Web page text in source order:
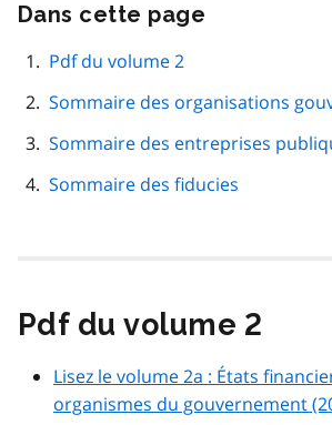
Dans cette page
page
Pdf du volume 2
Sommaire des organisations
Sommaire des entreprises
Sommaire des fiducies
Pdf du volume 2
Lisez le volume 2a : États
organismes du gouvernement